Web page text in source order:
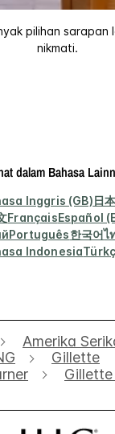
pilihan
nikmati.
dalam Bahasa
Inggris (GB)日
FrançaisEspañol
Português한국어ไ
Indonesia
Amerika
Gillette